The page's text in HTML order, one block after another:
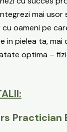
mai
cu oameni pe
in pielea ta,
optima –
Practician